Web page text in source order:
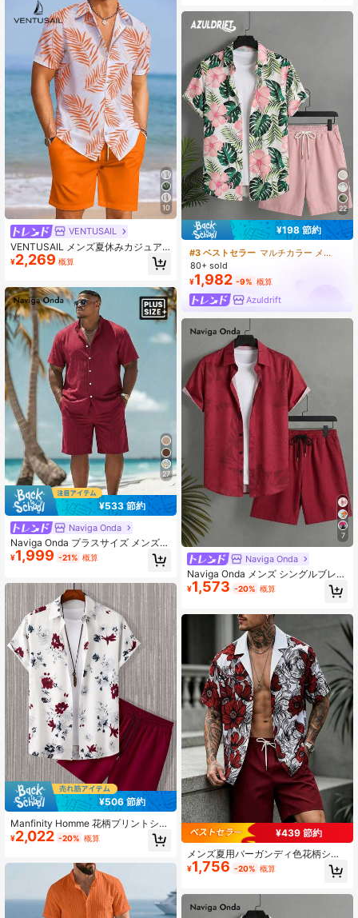
10
VENTUSAIL
VENTUSAIL メンズ夏休みカジュア
ルフローラルプリント半袖シャツと
無地ショーツセット、快適なアウト
¥2,269 概算
27
¥533 節約
Naviga Onda
Naviga Onda プラスサイズ メンズ
無地 半袖 シングルブレスト シャツ
ショーツ ビーチウェア
¥1,999 -21% 概算
¥506 節約
Manfinity Homme 花柄プリントシャ
ツとウエストドローストリング付き
ショーツ(Tシャツなし)、カジュアル
¥2,022 -20% 概算
ット メンズビーチアウトフィットセ
ット、父の日ギフト
22
¥198 節約
#3 ベストセラー
マルチカラー メンズビーチセット
80+ sold
¥1,982 -9% 概算
Azuldrift
7
Naviga Onda
Naviga Onda メンズ シングルブレス
ト 半袖トップ ドローストリング ウ
エスト ポケット付きショーツ ビーチ
¥1,573 -20% 概算
¥439 節約
メンズ夏用バーガンディ色花柄シャ
ツ&ショーツセット、快適なアウトフ
ィット
¥1,756 -20% 概算